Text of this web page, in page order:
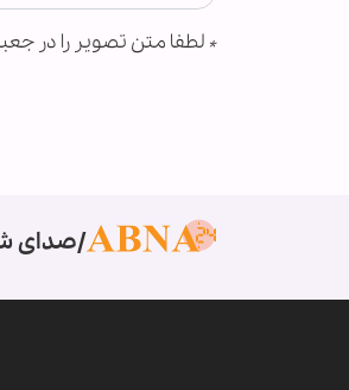
* لطفا متن تصویر را در
صدای